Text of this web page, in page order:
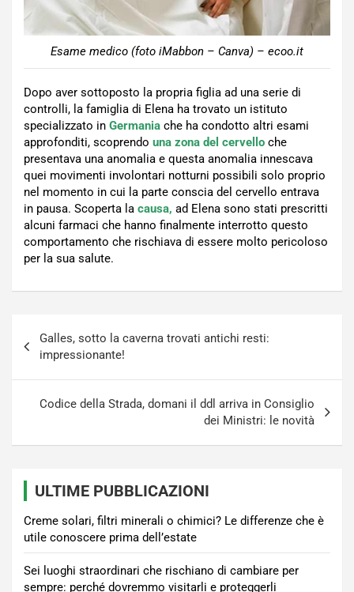
Esame medico (foto iMabbon – Canva) – ecoo.it
Dopo aver sottoposto la propria figlia ad una serie di
controlli, la famiglia di Elena ha trovato un istituto
specializzato in Germania che ha condotto altri esami
approfonditi, scoprendo una zona del cervello che
presentava una anomalia e questa anomalia innescava
quei movimenti involontari notturni possibili solo proprio
nel momento in cui la parte conscia del cervello entrava
in pausa. Scoperta la causa, ad Elena sono stati prescritti
alcuni farmaci che hanno finalmente interrotto questo
comportamento che rischiava di essere molto pericoloso
per la sua salute.
articoli
Galles, sotto la caverna trovati antichi resti:
impressionante!
Codice della Strada, domani il ddl arriva in Consiglio
dei Ministri: le novità
ULTIME PUBBLICAZIONI
Creme solari, filtri minerali o chimici? Le differenze che è
utile conoscere prima dell’estate
Sei luoghi straordinari che rischiano di cambiare per
sempre: perché dovremmo visitarli e proteggerli